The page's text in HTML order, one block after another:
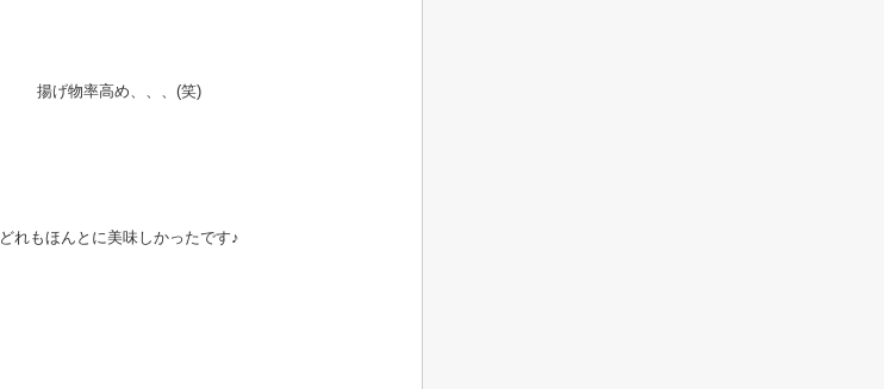
揚げ物率高め、、、(笑)
どれもほんとに美味しかったです♪